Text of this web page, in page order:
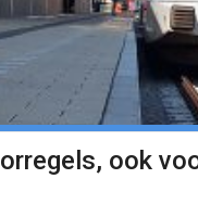
ook